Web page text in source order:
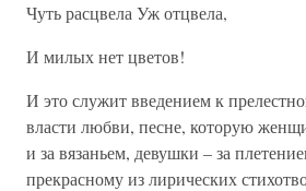
Чуть расцвела Уж отцвела,
И милых нет цветов!
И это служит введением к
власти любви, песне, которую
и за вязаньем, девушки – за
прекрасному из лирических